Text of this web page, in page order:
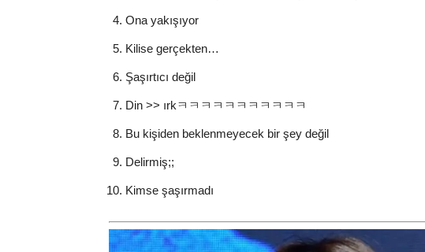
Ona yakışıyor
Kilise gerçekten…
Şaşırtıcı değil
Din >> ırkㅋㅋㅋㅋㅋㅋㅋㅋㅋㅋㅋ
Bu kişiden beklenmeyecek bir şey değil
Delirmiş;;
Kimse şaşırmadı